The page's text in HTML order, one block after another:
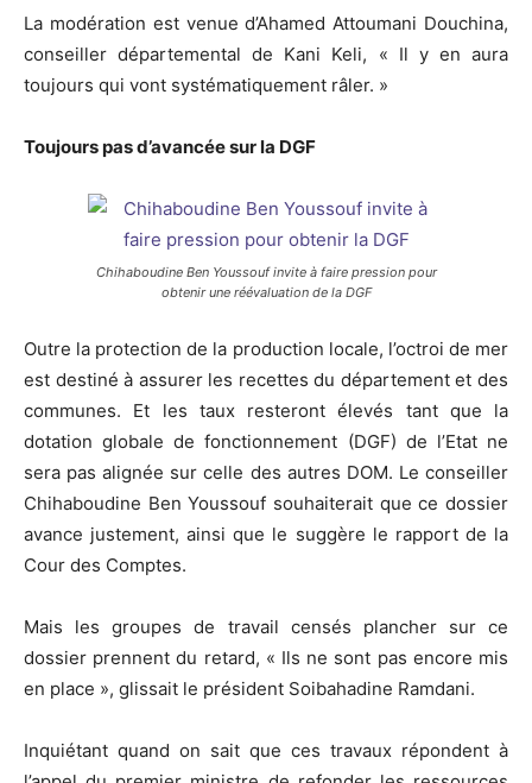
La modération est venue d’Ahamed Attoumani Douchina,
conseiller départemental de Kani Keli, « Il y en aura
toujours qui vont systématiquement râler. »
Toujours pas d’avancée sur la DGF
Chihaboudine Ben Youssouf invite à faire pression pour
obtenir une réévaluation de la DGF
Outre la protection de la production locale, l’octroi de mer
est destiné à assurer les recettes du département et des
communes. Et les taux resteront élevés tant que la
dotation globale de fonctionnement (DGF) de l’Etat ne
sera pas alignée sur celle des autres DOM. Le conseiller
Chihaboudine Ben Youssouf souhaiterait que ce dossier
avance justement, ainsi que le suggère le rapport de la
Cour des Comptes.
Mais les groupes de travail censés plancher sur ce
dossier prennent du retard, « Ils ne sont pas encore mis
en place », glissait le président Soibahadine Ramdani.
Inquiétant quand on sait que ces travaux répondent à